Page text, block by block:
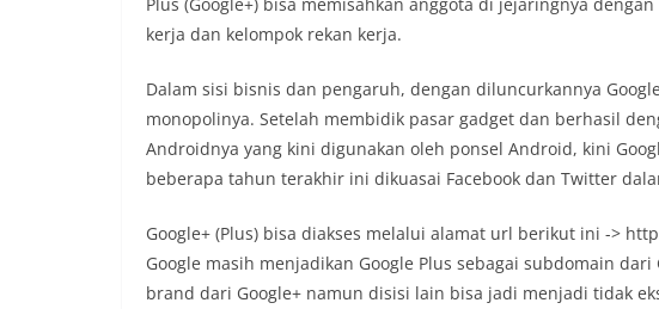
kerja dan kelompok rekan kerja.
Dalam sisi bisnis dan pengaruh, dengan diluncurkannya
monopolinya. Setelah membidik pasar gadget dan berhasil
Androidnya yang kini digunakan oleh ponsel Android, kini
beberapa tahun terakhir ini dikuasai Facebook dan Twitter
Google+ (Plus) bisa diakses melalui alamat url berikut ini ->
Google masih menjadikan Google Plus sebagai subdomain
brand dari Google+ namun disisi lain bisa jadi menjadi tidak